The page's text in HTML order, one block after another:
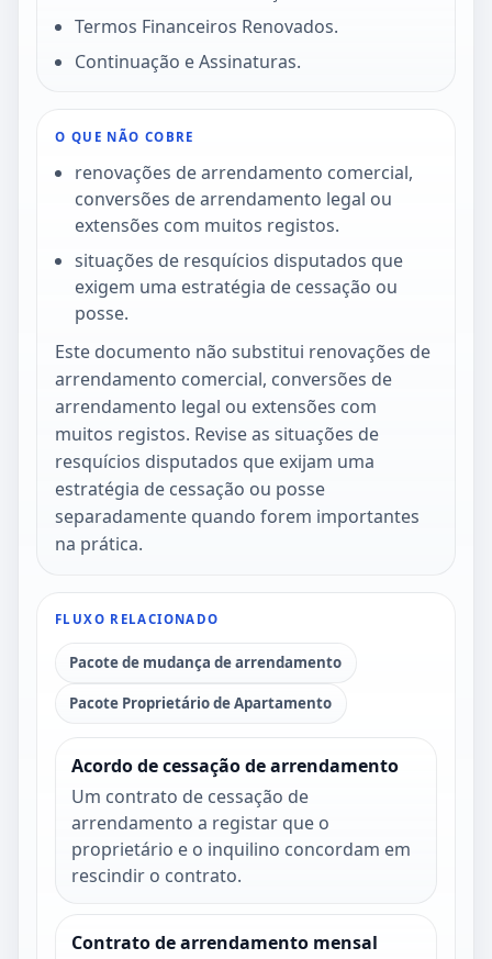
Termos Financeiros Renovados.
Continuação e Assinaturas.
O QUE NÃO COBRE
renovações de arrendamento comercial,
conversões de arrendamento legal ou
extensões com muitos registos.
situações de resquícios disputados que
exigem uma estratégia de cessação ou
posse.
Este documento não substitui renovações de
arrendamento comercial, conversões de
arrendamento legal ou extensões com
muitos registos. Revise as situações de
resquícios disputados que exijam uma
estratégia de cessação ou posse
separadamente quando forem importantes
na prática.
FLUXO RELACIONADO
Pacote de mudança de arrendamento
Pacote Proprietário de Apartamento
Acordo de cessação de arrendamento
Um contrato de cessação de
arrendamento a registar que o
proprietário e o inquilino concordam em
rescindir o contrato.
Contrato de arrendamento mensal